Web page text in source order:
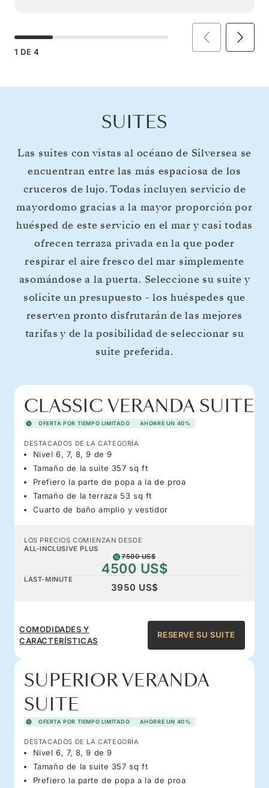
1 DE 4
SUITES
Las suites con vistas al océano de Silversea se
encuentran entre las más espaciosa de los
cruceros de lujo. Todas incluyen servicio de
mayordomo gracias a la mayor proporción por
huésped de este servicio en el mar y casi todas
ofrecen terraza privada en la que poder
respirar el aire fresco del mar simplemente
asomándose a la puerta. Seleccione su suite y
solicite un presupuesto - los huéspedes que
reserven pronto disfrutarán de las mejores
tarifas y de la posibilidad de seleccionar su
suite preferida.
CLASSIC VERANDA SUITE
OFERTA POR TIEMPO LIMITADO AHORRE UN 40%
DESTACADOS DE LA CATEGORÍA
Nivel 6, 7, 8, 9 de 9
Tamaño de la suite 357 sq ft
Prefiero la parte de popa a la de proa
Tamaño de la terraza 53 sq ft
Cuarto de baño amplio y vestidor
LOS PRECIOS COMIENZAN DESDE
ALL-INCLUSIVE PLUS
7500 US$
4500 US$
LAST-MINUTE
3950 US$
COMODIDADES Y
CARACTERÍSTICAS
RESERVE SU SUITE
SUPERIOR VERANDA
SUITE
OFERTA POR TIEMPO LIMITADO AHORRE UN 40%
DESTACADOS DE LA CATEGORÍA
Nivel 6, 7, 8, 9 de 9
Tamaño de la suite 357 sq ft
Prefiero la parte de popa a la de proa